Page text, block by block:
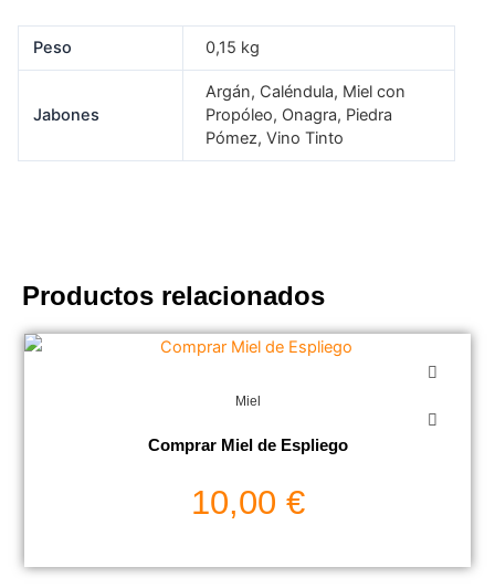
Peso 0,15 kg
Jabones
Argán, Caléndula, Miel con
Propóleo, Onagra, Piedra
Pómez, Vino Tinto
Productos relacionados
Miel
Comprar Miel de Espliego
10,00 €